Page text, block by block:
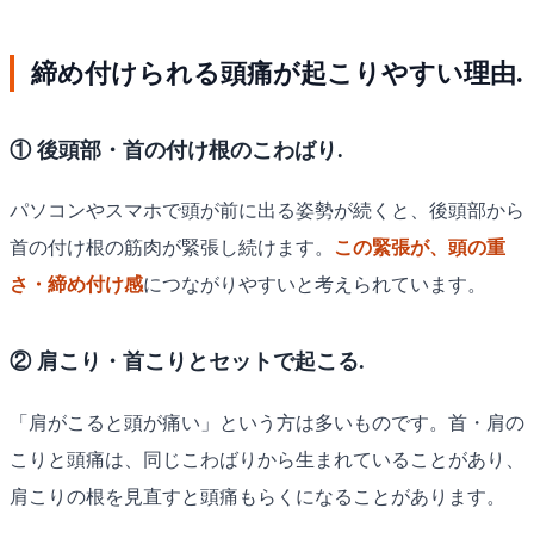
締め付けられる頭痛が起こりやすい理由.
① 後頭部・首の付け根のこわばり.
パソコンやスマホで頭が前に出る姿勢が続くと、後頭部から
首の付け根の筋肉が緊張し続けます。
この緊張が、頭の重
さ・締め付け感につながりやすいと考えられています。
② 肩こり・首こりとセットで起こる.
「肩がこると頭が痛い」という方は多いものです。首・肩の
こりと頭痛は、同じこわばりから生まれていることがあり、
肩こりの根を見直すと頭痛もらくになることがあります。